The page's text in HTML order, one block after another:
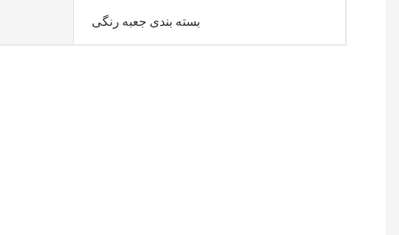
بسته بندی جعبه رنگی